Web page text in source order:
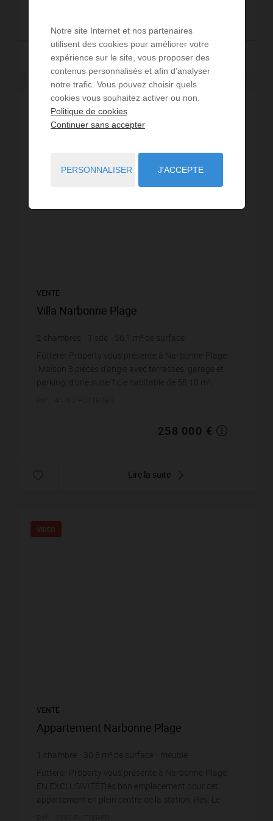
Lire la suite
VIDÉO
VENTE
Villa Narbonne Plage
2 chambres sde 56,1
m² de surface
4 598,93 €
Fütterer Property vous présente à Narbonne-Plage
:Maison 3 pièces d'angle avec terrasses, garage et
parking, d'une superficie habitable de 58,10 m²,
258 000 €
Lire la suite
VIDÉO
VENTE
Appartement Narbonne Plage
chambre 30,8 m² de surface
meublé
3 512,99 €
Fütterer Property vous présente à Narbonne-Plage:
EN EXCLUSIVITÉTrès bon emplacement pour cet
appartement en plein centre de la station, Rés. Le
Notre site Internet et nos partenaires
utilisent des cookies pour améliorer votre
expérience sur le site, vous proposer des
contenus personnalisés et afin d’analyser
notre trafic. Vous pouvez choisir quels
cookies vous souhaitez activer ou non.
Politique de cookies
Continuer sans accepter
PERSONNALISER J'ACCEPTE